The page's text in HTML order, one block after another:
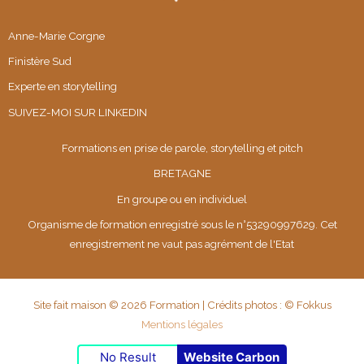
Anne-Marie Corgne
Finistère Sud
Experte en storytelling
SUIVEZ-MOI SUR LINKEDIN
Formations en prise de parole, storytelling et pitch
BRETAGNE
En groupe ou en individuel
Organisme de formation enregistré sous le n°53290997629. Cet
enregistrement ne vaut pas agrément de l'Etat
Site fait maison © 2026 Formation | Crédits photos : © Fokkus
Mentions légales
No Result Website Carbon